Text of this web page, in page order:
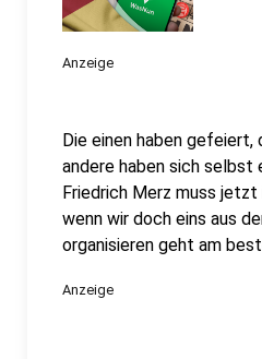
Anzeige
Die einen haben
andere haben sich selbst
Friedrich Merz muss
wenn wir doch eins aus
organisieren geht am
Anzeige